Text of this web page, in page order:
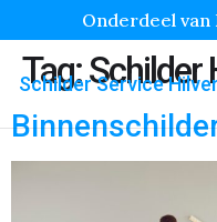
Onderdeel
Schilder Service
Tag:Schilder